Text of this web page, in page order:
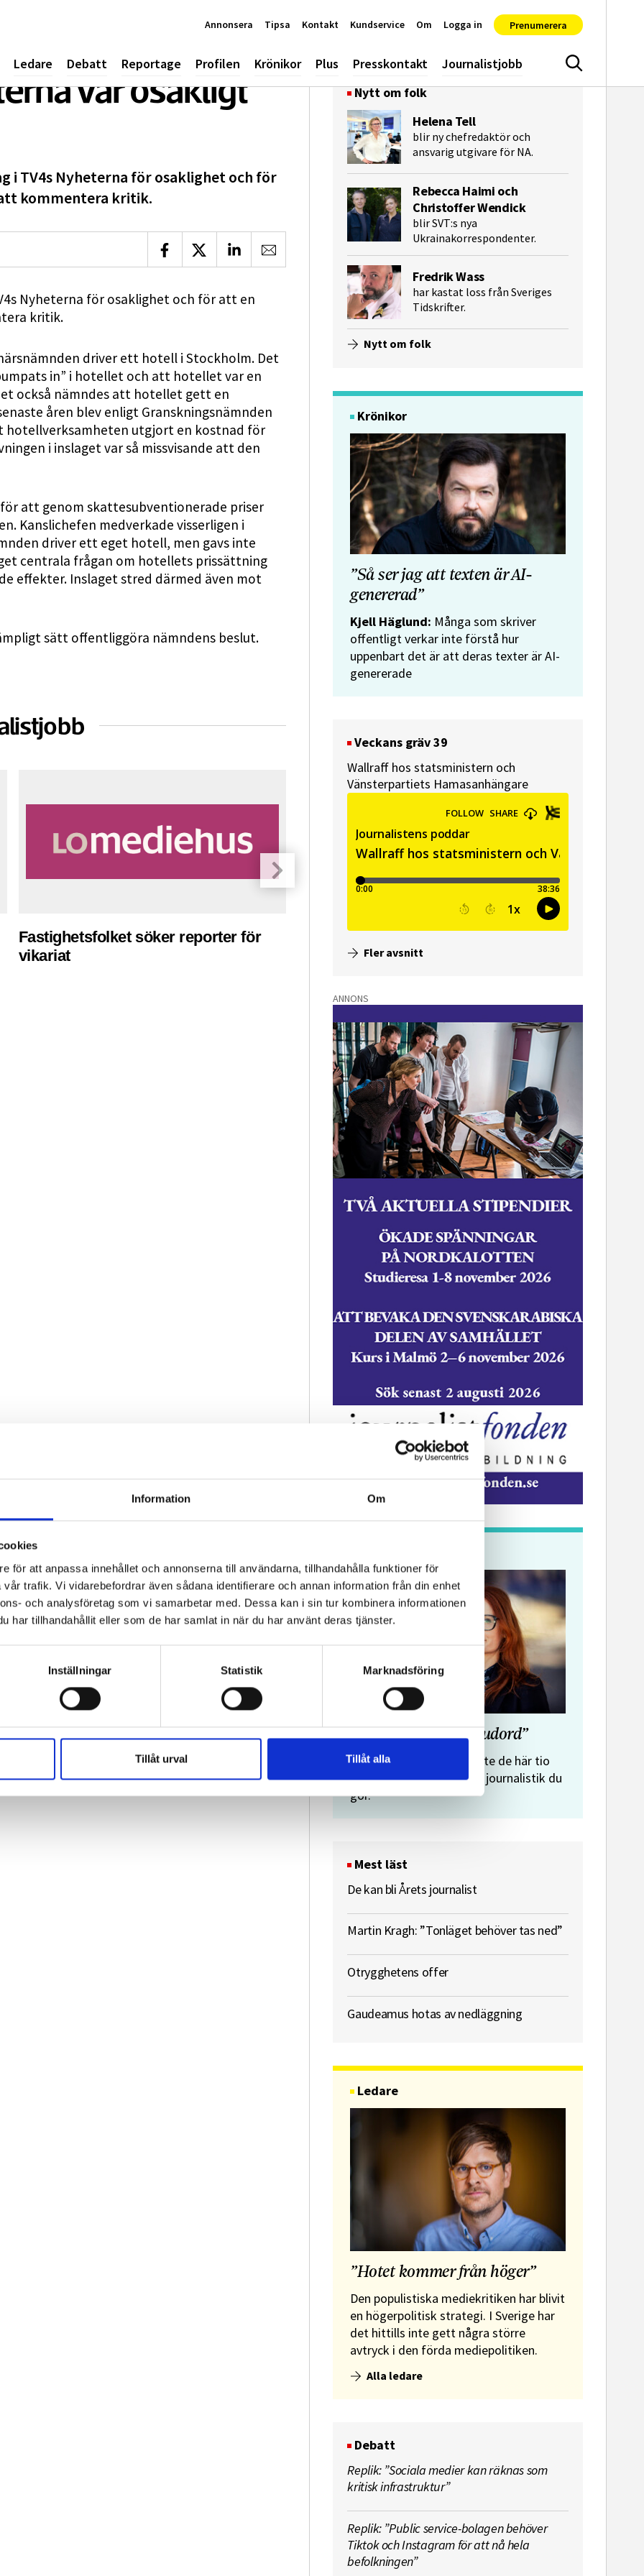
Information Om
för att anpassa innehållet och annonserna till användarna, tillhandahålla funktioner för
trafik. Vi vidarebefordrar även sådana identifierare och annan information från din enhet
och analysföretag som vi samarbetar med. Dessa kan i sin tur kombinera informationen
har tillhandahållit eller som de har samlat in när du har använt deras tjänster.
Inställningar Statistik Marknadsföring
Tillåt urval Tillåt alla
Ledare Debatt Reportage Profilen Krönikor Plus Presskontakt Journalistjobb Sök
Annonsera Tipsa Kontakt Kundservice Om Logga in Prenumerera
var osakligt
i TV4s Nyheterna för osaklighet och för
kommentera kritik.
Dela på Facebook
Dela på XDela på LinkedIn
Dela via e-post
Nyheterna för osaklighet och för att en
kritik.
driver ett hotell i Stockholm. Det
in” i hotellet och att hotellet var en
också nämndes att hotellet gett en
åren blev enligt Granskningsnämnden
hotellverksamheten utgjort en kostnad för
i inslaget var så missvisande att den
att genom skattesubventionerade priser
Kanslichefen medverkade visserligen i
driver ett eget hotell, men gavs inte
centrala frågan om hotellets prissättning
effekter. Inslaget stred därmed även mot
sätt offentliggöra nämndens beslut.
Fastighetsfolket söker reporter för
vikariat
Pressekreterare till Sidas
kommunikationsenhet
Nytt om folk
Helena Tell
blir ny chefredaktör och
ansvarig utgivare för NA.
Rebecca Haimi och
Christoffer Wendick
blir SVT:s nya
Ukrainakorrespondenter.
Fredrik Wass
har kastat loss från Sveriges
Tidskrifter.
Nytt om folk
Krönikor
”Så ser jag att texten är AI-
genererad”
Kjell Häglund: Många som skriver
offentligt verkar inte förstå hur
uppenbart det är att deras texter är AI-
genererade
Veckans gräv 39
Wallraff hos statsministern och
Vänsterpartiets Hamasanhängare
Fler avsnitt
ANNONS
”Journalistens tio budord”
Malin Crona:
Följer du inte de här tio
budorden? Då är det inte journalistik du
gör.
Mest läst
De kan bli Årets journalist
Martin Kragh: ”Tonläget behöver tas ned”
Otrygghetens offer
Gaudeamus hotas av nedläggning
Ledare
”Hotet kommer från höger”
Den populistiska mediekritiken har blivit
en högerpolitisk strategi. I Sverige har
det hittills inte gett några större
avtryck i den förda mediepolitiken.
Alla ledare
Debatt
Replik: ”Sociala medier kan räknas som
kritisk infrastruktur”
Replik: ”Public service-bolagen behöver
Tiktok och Instagram för att nå hela
befolkningen”